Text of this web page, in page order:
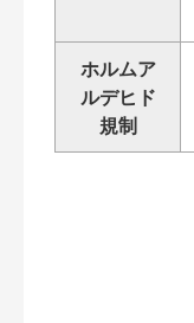
ホルムア
ルデヒド
規制